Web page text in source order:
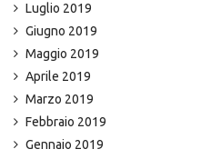
Luglio 2019
Giugno 2019
Maggio 2019
Aprile 2019
Marzo 2019
Febbraio 2019
Gennaio 2019